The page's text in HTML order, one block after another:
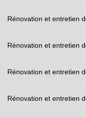
Rénovation et entretien
Rénovation et entretien
Rénovation et entretien
Rénovation et entretien